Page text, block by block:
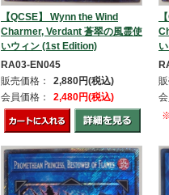
【QCSE】 Wynn the Wind
Charmer, Verdant 蒼翠の風霊使
いウィン (1st Edition)
RA03-EN045
販売価格：
2,880円(税込)
会員価格：
2,480円(税込)